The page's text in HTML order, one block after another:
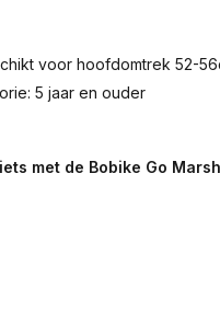
voor hoofdomtrek 52-
5 jaar en ouder
met de Bobike Go